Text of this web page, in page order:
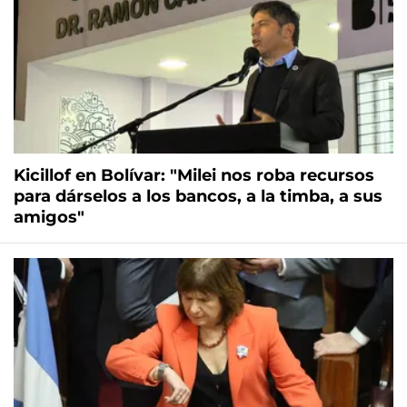
Kicillof en Bolívar: "Milei nos roba recursos
para dárselos a los bancos, a la timba, a sus
amigos"